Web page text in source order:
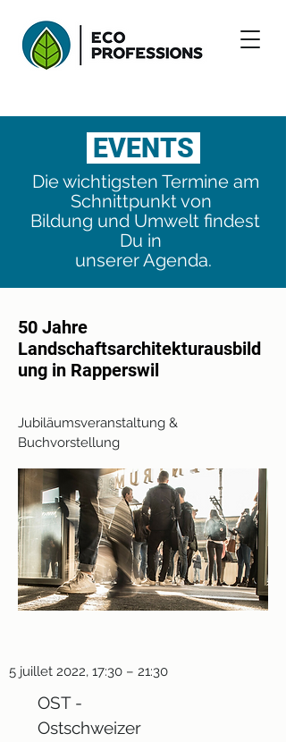
EVENTS
Die wichtigsten Termine am
Schnittpunkt von
Bildung und Umwelt findest
Du in
unserer Agenda.
50 Jahre
Landschaftsarchitekturausbild
ung in Rapperswil
Jubiläumsveranstaltung &
Buchvorstellung
5 juillet 2022, 17:30 – 21:30
OST -
Ostschweizer